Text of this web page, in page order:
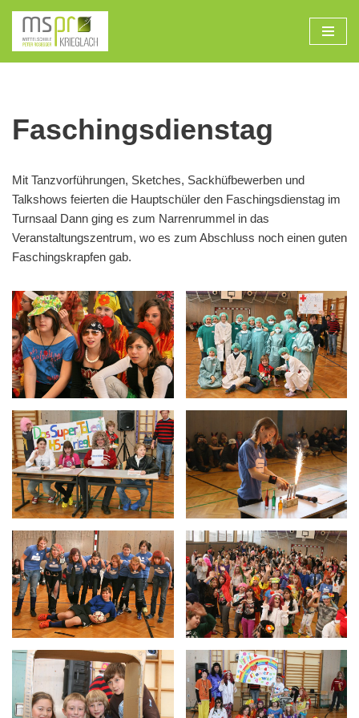
Zum
Inhalt
Faschingsdienstag
Mit Tanzvorführungen, Sketches, Sackhüfbewerben und
Talkshows feierten die Hauptschüler den Faschingsdienstag im
Turnsaal Dann ging es zum Narrenrummel in das
Veranstaltungszentrum, wo es zum Abschluss noch einen guten
Faschingskrapfen gab.